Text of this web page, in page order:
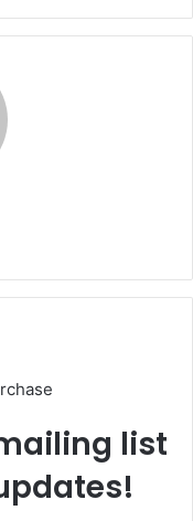
list